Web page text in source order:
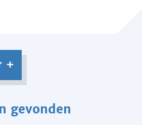
gevonden